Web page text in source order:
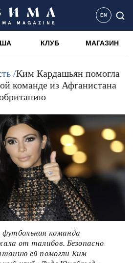
EN
КЛУБ МАГАЗИН
/Ким Кардашьян помогла
команде из Афганистана
команда
от талибов. Безопасно
ей помогли Ким